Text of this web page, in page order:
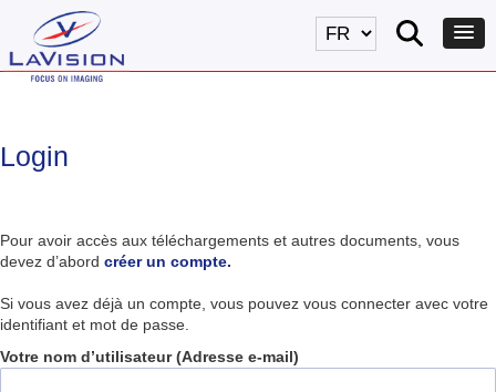
Login
Pour avoir accès aux téléchargements et autres documents, vous
devez d’abord créer un compte.
Si vous avez déjà un compte, vous pouvez vous connecter avec votre
identifiant et mot de passe.
Votre nom d’utilisateur (Adresse e-mail)